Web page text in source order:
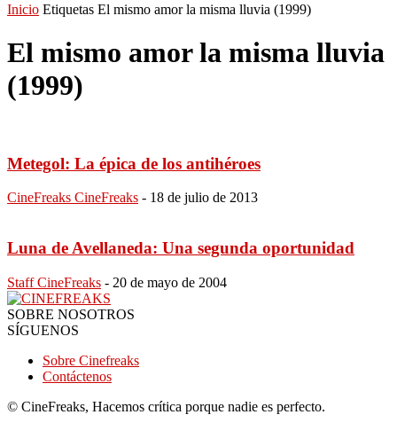
Inicio Etiquetas El mismo amor la misma lluvia (1999)
El mismo amor la misma lluvia
(1999)
Metegol: La épica de los antihéroes
CineFreaks CineFreaks - 18 de julio de 2013
Luna de Avellaneda: Una segunda oportunidad
Staff CineFreaks - 20 de mayo de 2004
SOBRE NOSOTROS
SÍGUENOS
Sobre Cinefreaks
Contáctenos
© CineFreaks, Hacemos crítica porque nadie es perfecto.